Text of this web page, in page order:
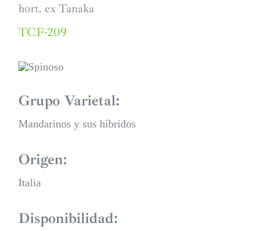
hort. ex Tanaka
TCF-209
Grupo Varietal:
Mandarinos y sus híbridos
Origen:
Italia
Disponibilidad: